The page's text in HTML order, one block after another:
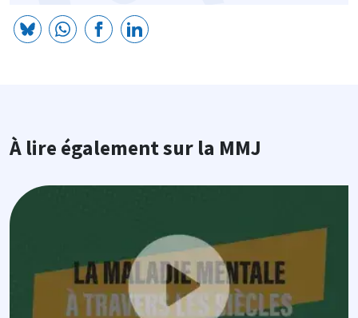
À lire également sur la MMJ
Image